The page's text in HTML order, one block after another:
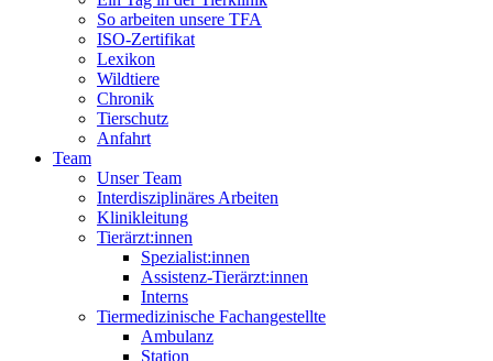
So arbeiten unsere TFA
ISO-Zertifikat
Lexikon
Wildtiere
Chronik
Tierschutz
Anfahrt
Team
Unser Team
Interdisziplinäres Arbeiten
Klinikleitung
Tierärzt:innen
Spezialist:innen
Assistenz-Tierärzt:innen
Interns
Tiermedizinische Fachangestellte
Ambulanz
Station